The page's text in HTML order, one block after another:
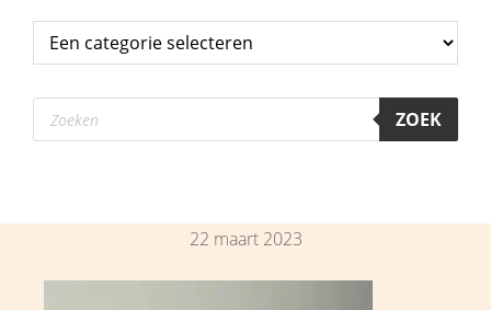
Producten
zoeken ZOEK
22 maart 2023